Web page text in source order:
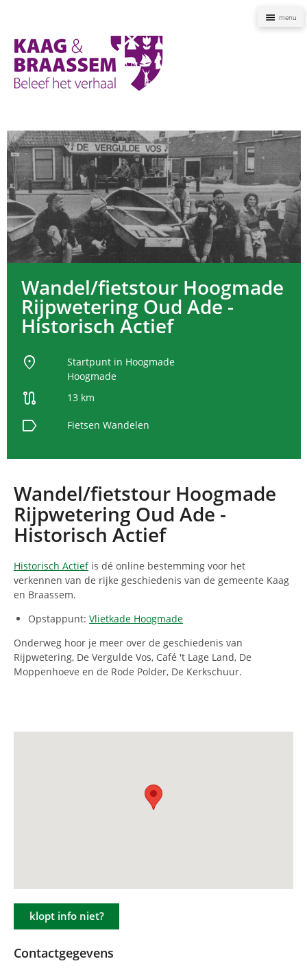
Wandel/fietstour Hoogmade
Rijpwetering Oud Ade -
Historisch Actief
location_on
Startpunt in Hoogmade
Hoogmade
route 13 km
label Fietsen Wandelen
Wandel/fietstour Hoogmade
Rijpwetering Oud Ade -
Historisch Actief
Historisch Actiefis dé online bestemming voor het
verkennen van de rijke geschiedenis van de gemeente Kaag
en Braassem.
Opstappunt: Vlietkade Hoogmade
Onderweg hoor je meer over de geschiedenis van
Rijpwetering, De Vergulde Vos, Café 't Lage Land, De
Moppenhoeve en de Rode Polder, De Kerkschuur.
klopt info niet?
Contactgegevens